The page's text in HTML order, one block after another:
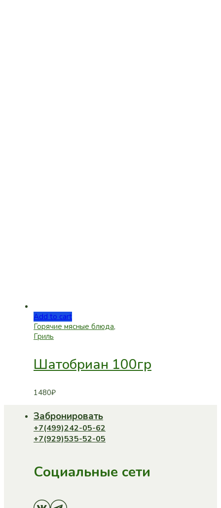
Add to cart
Горячие мясные блюда,
Гриль
Шатобриан 100гр
1480₽
Забронировать
+7(499)242-05-62
+7(929)535-52-05
Социальные сети